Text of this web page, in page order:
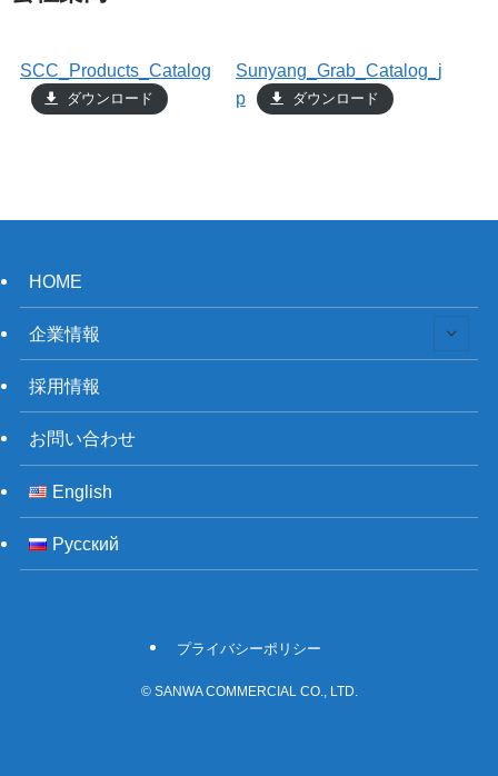
SCC_Products_Catalog
ダウンロード
Sunyang_Grab_Catalog_j
p
ダウンロード
HOME
企業情報
採用情報
お問い合わせ
English
Русский
プライバシーポリシー
©SANWA COMMERCIAL CO., LTD.